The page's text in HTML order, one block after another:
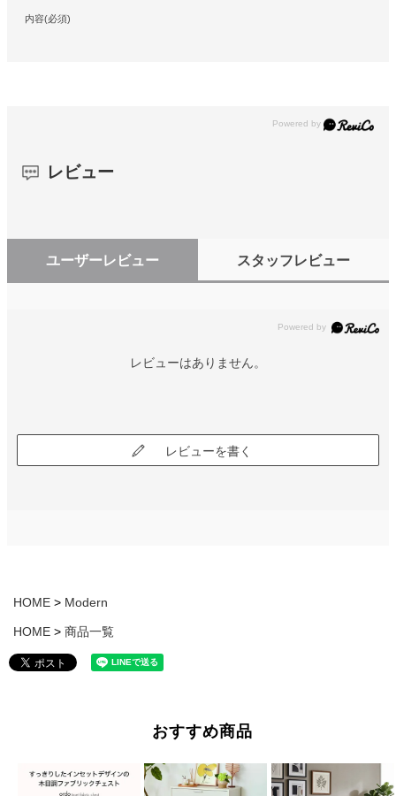
内容(必須)
レビュー
ユーザーレビュー スタッフレビュー
レビューはありません。
レビューを書く
HOME Modern
HOME 商品一覧
おすすめ商品